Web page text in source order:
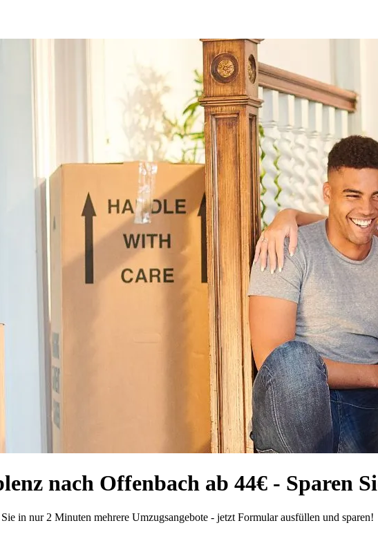
nach Offenbach ab 44€ - Sparen
in nur 2 Minuten mehrere Umzugsangebote - jetzt Formular ausfüllen und sparen!